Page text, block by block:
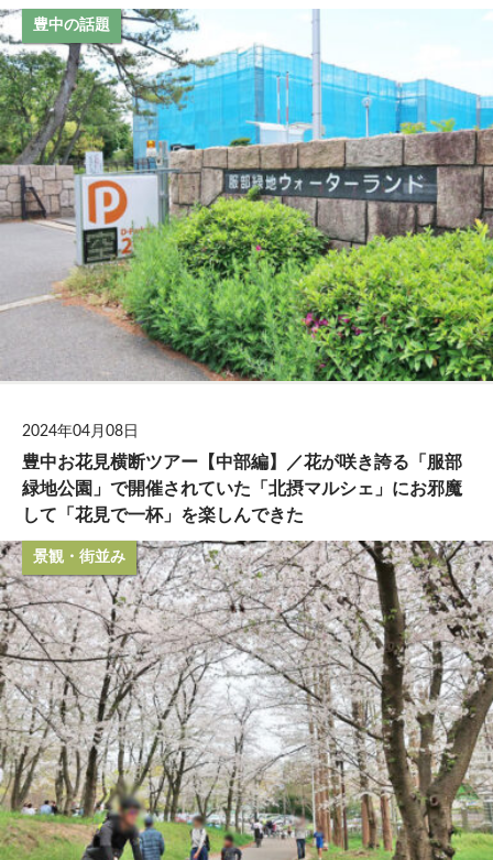
豊中の話題
2024年04月08日
豊中お花見横断ツアー【中部編】／花が咲き誇る「服部
緑地公園」で開催されていた「北摂マルシェ」にお邪魔
して「花見で一杯」を楽しんできた
景観・街並み